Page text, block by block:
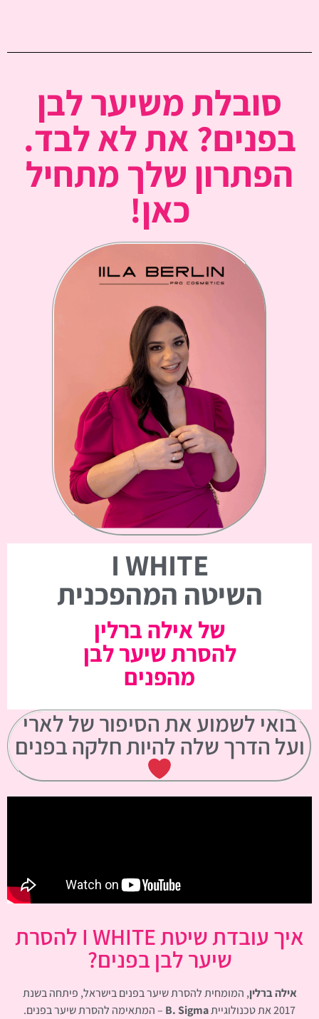
סובלת משיער לבן
בפנים? את לא לבד.
הפתרון שלך מתחיל
כאן!
I WHITE
השיטה המהפכנית
של אילה ברלין
להסרת שיער לבן
מהפנים
בואי לשמוע את הסיפור של לארי
ועל הדרך שלה להיות חלקה בפנים
איך עובדת שיטת I WHITE להסרת
שיער לבן בפנים?
אילה ברלין, המומחית להסרת שיער בפנים בישראל, פיתחה בשנת
2017 את טכנולוגיית
B. Sigma – המתאימה להסרת שיער בפנים.